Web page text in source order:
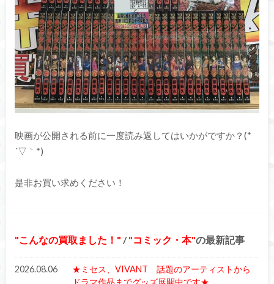
映画が公開される前に一度読み返してはいかがですか？(*
´▽｀*)
是非お買い求めください！
こんなの買取ました！ / コミック・本 の最新記事
2026.08.06
★ミセス、VIVANT 話題のアーティストから
ドラマ作品までグッズ展開中です★